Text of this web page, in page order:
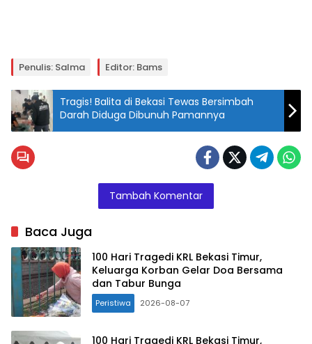
Penulis: Salma Editor: Bams
Tragis! Balita di Bekasi Tewas Bersimbah
Darah Diduga Dibunuh Pamannya
Tambah Komentar
Baca Juga
100 Hari Tragedi KRL Bekasi Timur,
Keluarga Korban Gelar Doa Bersama
dan Tabur Bunga
Peristiwa 2026-08-07
100 Hari Tragedi KRL Bekasi Timur,